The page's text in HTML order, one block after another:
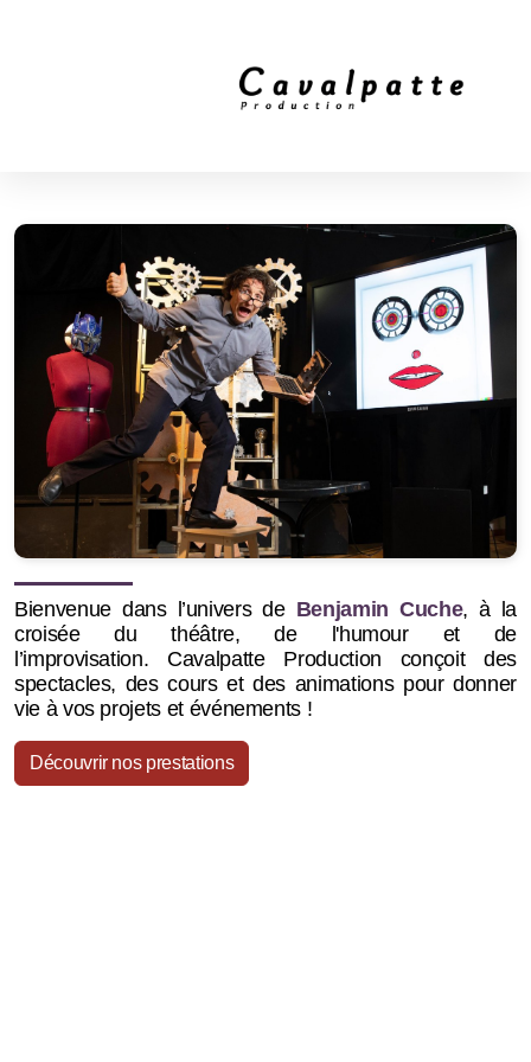
Bienvenue dans l’univers de Benjamin Cuche, à la
croisée du théâtre, de l'humour et de
l’improvisation. Cavalpatte Production conçoit des
spectacles, des cours et des animations pour donner
vie à vos projets et événements !
Découvrir nos prestations